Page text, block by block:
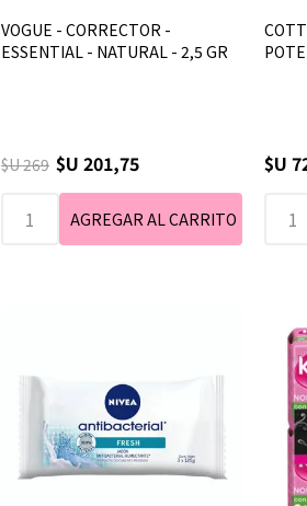
VOGUE - CORRECTOR -
ESSENTIAL - NATURAL - 2,5 GR
$U 269 $U 201,75 $U